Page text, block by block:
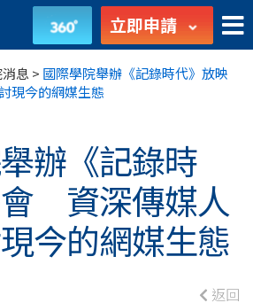
立即申請
息 > 國際學院舉辦《記錄時代》放映
現今的網媒生態
辦《記錄時
資深傳媒人
今的網媒生態
返回